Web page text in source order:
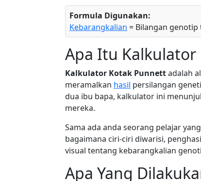
Formula Digunakan:
Kebarangkalian = Bilangan
Apa Itu Kalkulator
Kalkulator Kotak Punnettadalah
meramalkan hasil persilangan
dua ibu bapa, kalkulator ini
mereka.
Sama ada anda seorang pelajar
bagaimana ciri-ciri diwarisi,
visual tentang kebarangkalian
Apa Yang